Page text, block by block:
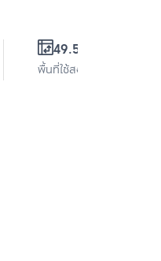
49.55 ตร.ม.
พื้นที่ใช้สอย